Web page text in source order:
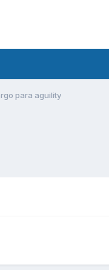
para aguility